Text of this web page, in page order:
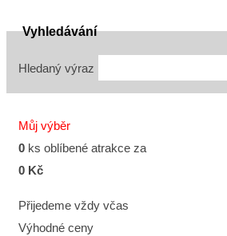
Vyhledávání
Hledaný výraz
Můj výběr
0 ks oblíbené atrakce za
0 Kč
Přijedeme vždy včas
Výhodné ceny